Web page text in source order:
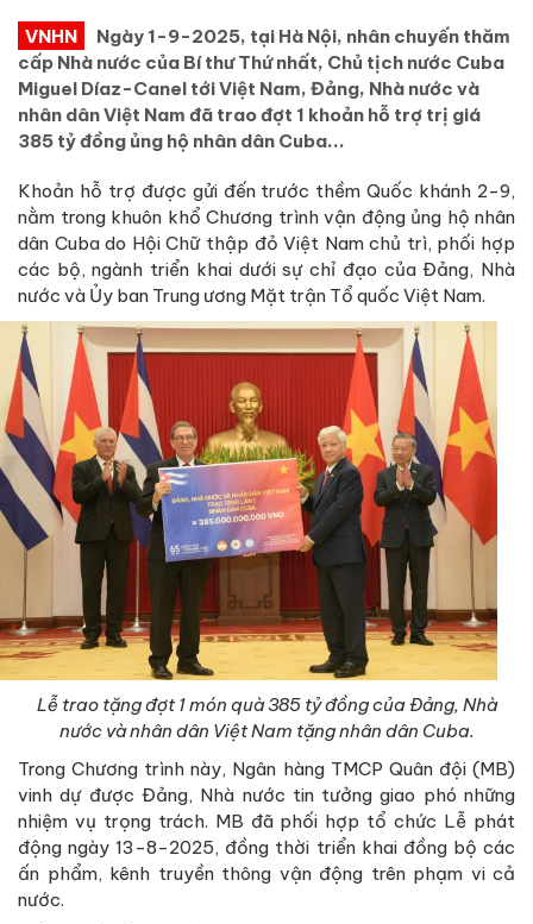
VNHN
Ngày 1-9-2025, tại Hà Nội, nhân chuyến thăm
cấp Nhà nước của Bí thư Thứ nhất, Chủ tịch nước Cuba
Miguel Díaz-Canel tới Việt Nam, Đảng, Nhà nước và
nhân dân Việt Nam đã trao đợt 1 khoản hỗ trợ trị giá
385 tỷ đồng ủng hộ nhân dân Cuba...
Khoản hỗ trợ được gửi đến trước thềm Quốc khánh 2-9,
nằm trong khuôn khổ Chương trình vận động ủng hộ nhân
dân Cuba do Hội Chữ thập đỏ Việt Nam chủ trì, phối hợp
các bộ, ngành triển khai dưới sự chỉ đạo của Đảng, Nhà
nước và Ủy ban Trung ương Mặt trận Tổ quốc Việt Nam.
Lễ trao tặng đợt 1 món quà 385 tỷ đồng của Đảng, Nhà
nước và nhân dân Việt Nam tặng nhân dân Cuba.
Trong Chương trình này, Ngân hàng TMCP Quân đội (MB)
vinh dự được Đảng, Nhà nước tin tưởng giao phó những
nhiệm vụ trọng trách. MB đã phối hợp tổ chức Lễ phát
động ngày 13-8-2025, đồng thời triển khai đồng bộ các
ấn phẩm, kênh truyền thông vận động trên phạm vi cả
nước.